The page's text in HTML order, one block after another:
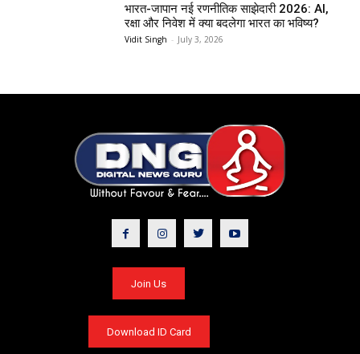
भारत-जापान नई रणनीतिक साझेदारी 2026: AI,
रक्षा और निवेश में क्या बदलेगा भारत का भविष्य?
Vidit Singh - July 3, 2026
Join Us
Download ID Card